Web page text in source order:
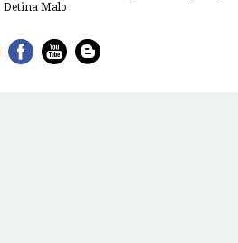
Detina Malo